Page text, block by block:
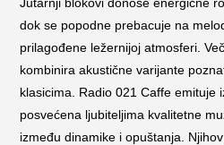
dok se popodne prebacuje na
prilagođene ležernijoj atmosferi.
kombinira akustične varijante
klasicima. Radio 021 Caffe emituje
posvećena ljubiteljima kvalitetne
između dinamike i opuštanja.